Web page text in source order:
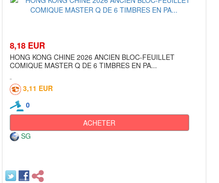
8,18 EUR
HONG KONG CHINE 2026 ANCIEN BLOC-FEUILLET
COMIQUE MASTER Q DE 6 TIMBRES EN PA...
3,11 EUR
0
ACHETER
SG